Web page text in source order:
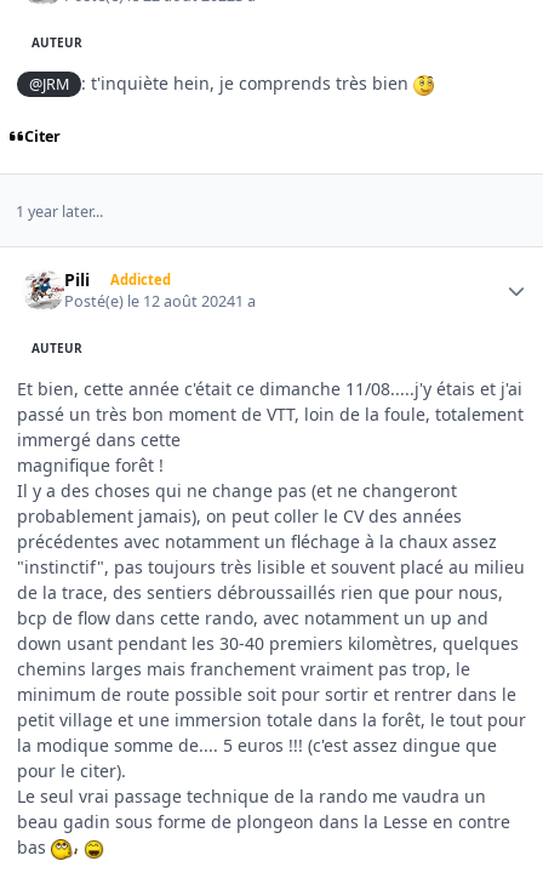
AUTEUR
@JRM : t'inquiète hein, je comprends très bien
Citer
1 year later...
Pili Addicted
Posté(e) le 12 août 20241 a
AUTEUR
Et bien, cette année c'était ce dimanche 11/08.....j'y étais et j'ai
passé un très bon moment de VTT, loin de la foule, totalement
immergé dans cette
magnifique forêt !
Il y a des choses qui ne change pas (et ne changeront
probablement jamais), on peut coller le CV des années
précédentes avec notamment un fléchage à la chaux assez
"instinctif", pas toujours très lisible et souvent placé au milieu
de la trace, des sentiers débroussaillés rien que pour nous,
bcp de flow dans cette rando, avec notamment un up and
down usant pendant les 30-40 premiers kilomètres, quelques
chemins larges mais franchement vraiment pas trop, le
minimum de route possible soit pour sortir et rentrer dans le
petit village et une immersion totale dans la forêt, le tout pour
la modique somme de.... 5 euros !!! (c'est assez dingue que
pour le citer).
Le seul vrai passage technique de la rando me vaudra un
beau gadin sous forme de plongeon dans la Lesse en contre
bas